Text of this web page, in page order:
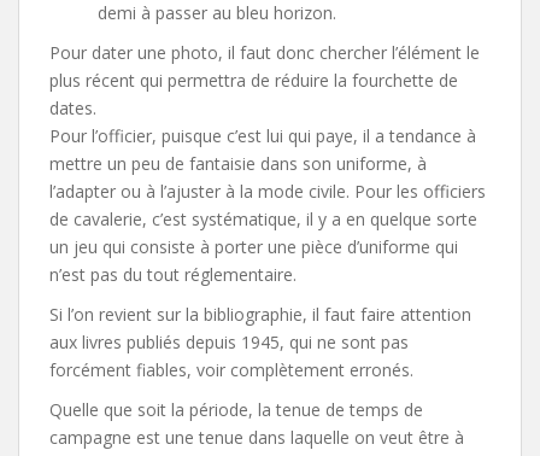
demi à passer au bleu horizon.
Pour dater une photo, il faut donc chercher l’élément le
plus récent qui permettra de réduire la fourchette de
dates.
Pour l’officier, puisque c’est lui qui paye, il a tendance à
mettre un peu de fantaisie dans son uniforme, à
l’adapter ou à l’ajuster à la mode civile. Pour les officiers
de cavalerie, c’est systématique, il y a en quelque sorte
un jeu qui consiste à porter une pièce d’uniforme qui
n’est pas du tout réglementaire.
Si l’on revient sur la bibliographie, il faut faire attention
aux livres publiés depuis 1945, qui ne sont pas
forcément fiables, voir complètement erronés.
Quelle que soit la période, la tenue de temps de
campagne est une tenue dans laquelle on veut être à